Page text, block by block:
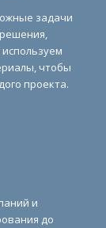
задачи
чтобы
проекта.
и
до